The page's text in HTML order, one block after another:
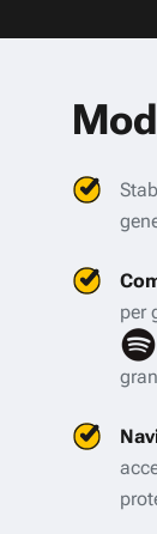
per